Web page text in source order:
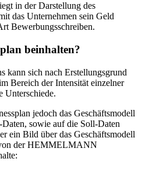
in der Darstellung des
das Unternehmen sein Geld
Bewerbungsschreiben.
beinhalten?
kann sich nach Erstellungsgrund
Bereich der Intensität einzelner
Unterschiede.
jedoch das Geschäftsmodell
sowie auf die Soll-Daten
ein Bild über das Geschäftsmodell
der HEMMELMANN